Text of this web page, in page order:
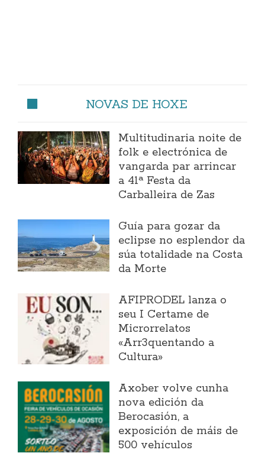
NOVAS DE HOXE
Multitudinaria noite de
folk e electrónica de
vangarda par arrincar
a 41ª Festa da
Carballeira de Zas
Guía para gozar da
eclipse no esplendor da
súa totalidade na Costa
da Morte
AFIPRODEL lanza o
seu I Certame de
Microrrelatos
«Arr3quentando a
Cultura»
Axober volve cunha
nova edición da
Berocasión, a
exposición de máis de
500 vehículos